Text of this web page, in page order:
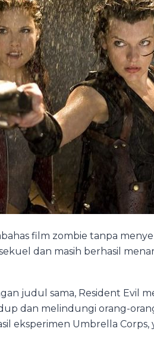
film zombie tanpa
dan masih berhasil
judul sama, Resident Evil
dan melindungi orang-
eksperimen Umbrella Corps,